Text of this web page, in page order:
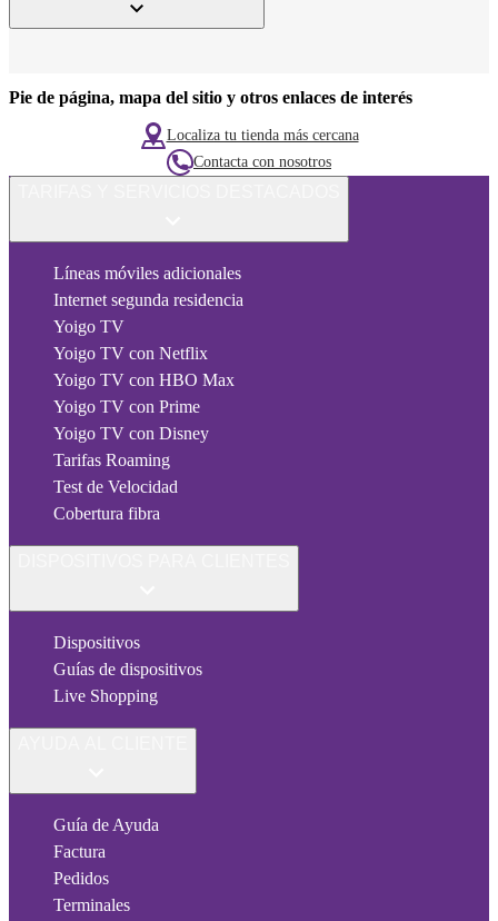
Pie de página, mapa del sitio y otros enlaces de interés
Localiza tu tienda más cercana
Contacta con nosotros
Líneas móviles adicionales
Internet segunda residencia
Yoigo TV
Yoigo TV con Netflix
Yoigo TV con HBO Max
Yoigo TV con Prime
Yoigo TV con Disney
Tarifas Roaming
Test de Velocidad
Cobertura fibra
Dispositivos
Guías de dispositivos
Live Shopping
Guía de Ayuda
Factura
Pedidos
Terminales